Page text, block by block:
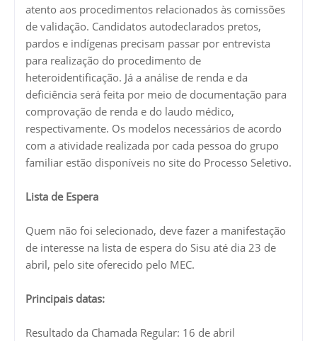
atento aos procedimentos relacionados às comissões
de validação. Candidatos autodeclarados pretos,
pardos e indígenas precisam passar por entrevista
para realização do procedimento de
heteroidentificação. Já a análise de renda e da
deficiência será feita por meio de documentação para
comprovação de renda e do laudo médico,
respectivamente. Os modelos necessários de acordo
com a atividade realizada por cada pessoa do grupo
familiar estão disponíveis no site do Processo Seletivo.
Lista de Espera
Quem não foi selecionado, deve fazer a manifestação
de interesse na lista de espera do Sisu até dia 23 de
abril, pelo site oferecido pelo MEC.
Principais datas:
Resultado da Chamada Regular: 16 de abril